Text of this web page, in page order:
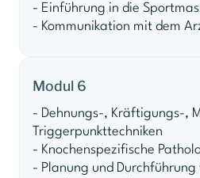
- Einführung in die
- Kommunikation mit dem
Modul 6
- Dehnungs-, Kräftigungs-,
Triggerpunkttechniken
- Knochenspezifische
- Planung und Durchführung